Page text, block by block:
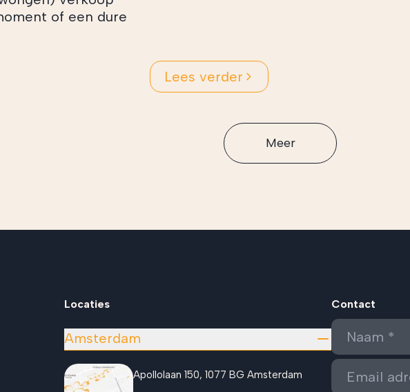
of een dure
Lees verder
Meer
Locaties
Amsterdam
Apollolaan 150, 1077 BG Amsterdam
Contact